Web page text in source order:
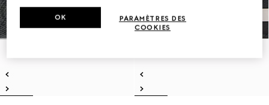
PARAMÈTRES DES
COOKIES
OK